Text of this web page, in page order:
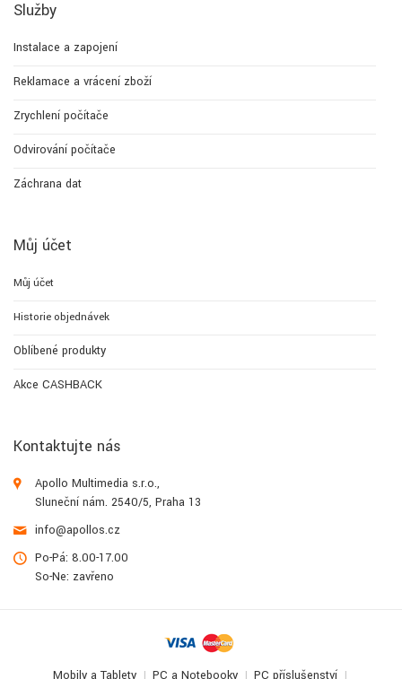
Služby
Instalace a zapojení
Reklamace a vrácení zboží
Zrychlení počítače
Odvirování počítače
Záchrana dat
Můj účet
Můj účet
Historie objednávek
Oblíbené produkty
Akce CASHBACK
Kontaktujte nás
Apollo Multimedia s.r.o.,
Sluneční nám. 2540/5, Praha 13
info@apollos.cz
Po-Pá: 8.00-17.00
So-Ne: zavřeno
Mobily a Tablety PC a Notebooky PC příslušenství